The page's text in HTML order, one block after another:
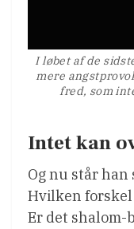
I løbet af de
mere
fred, som
Intet kan
Og nu står han
Hvilken forskel
Er det shalom-